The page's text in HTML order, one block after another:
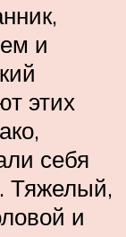
и
этих
себя
Тяжелый,
и